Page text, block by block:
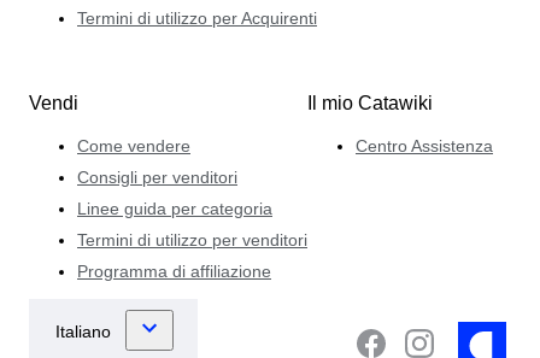
Termini di utilizzo per Acquirenti
Vendi
Come vendere
Consigli per venditori
Linee guida per categoria
Termini di utilizzo per venditori
Programma di affiliazione
Il mio Catawiki
Centro Assistenza